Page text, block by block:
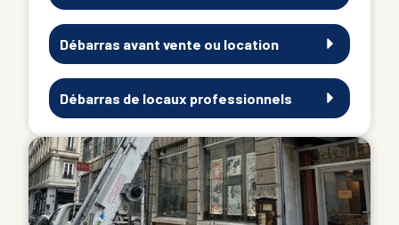
Débarras avant vente ou location
Débarras de locaux professionnels